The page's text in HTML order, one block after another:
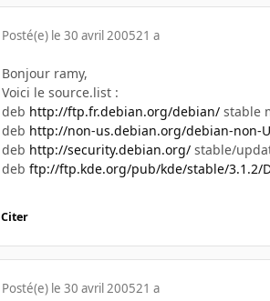
Posté(e) le 30 avril 200521 a
Bonjour ramy,
Voici le source.list :
deb http://ftp.fr.debian.org/debian/ stable
deb http://non-us.debian.org/debian-non-
deb http://security.debian.org/ stable/
deb ftp://ftp.kde.org/pub/kde/stable/3.1.2/
Citer
Posté(e) le 30 avril 200521 a